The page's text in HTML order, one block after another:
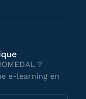
?
e-learning en